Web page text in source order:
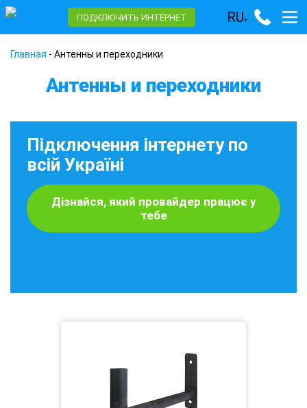
ПОДКЛЮЧИТЬ ИНТЕРНЕТ RU▾
Главная - Антенны и переходники
Антенны и переходники
Підключення інтернету по
всій Україні
Дізнайся, який провайдер працює у
тебе